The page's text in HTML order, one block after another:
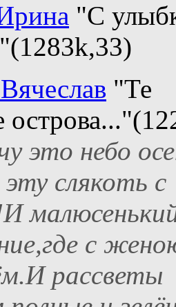
"С
"Те
это небо
слякоть с
с
рассветы